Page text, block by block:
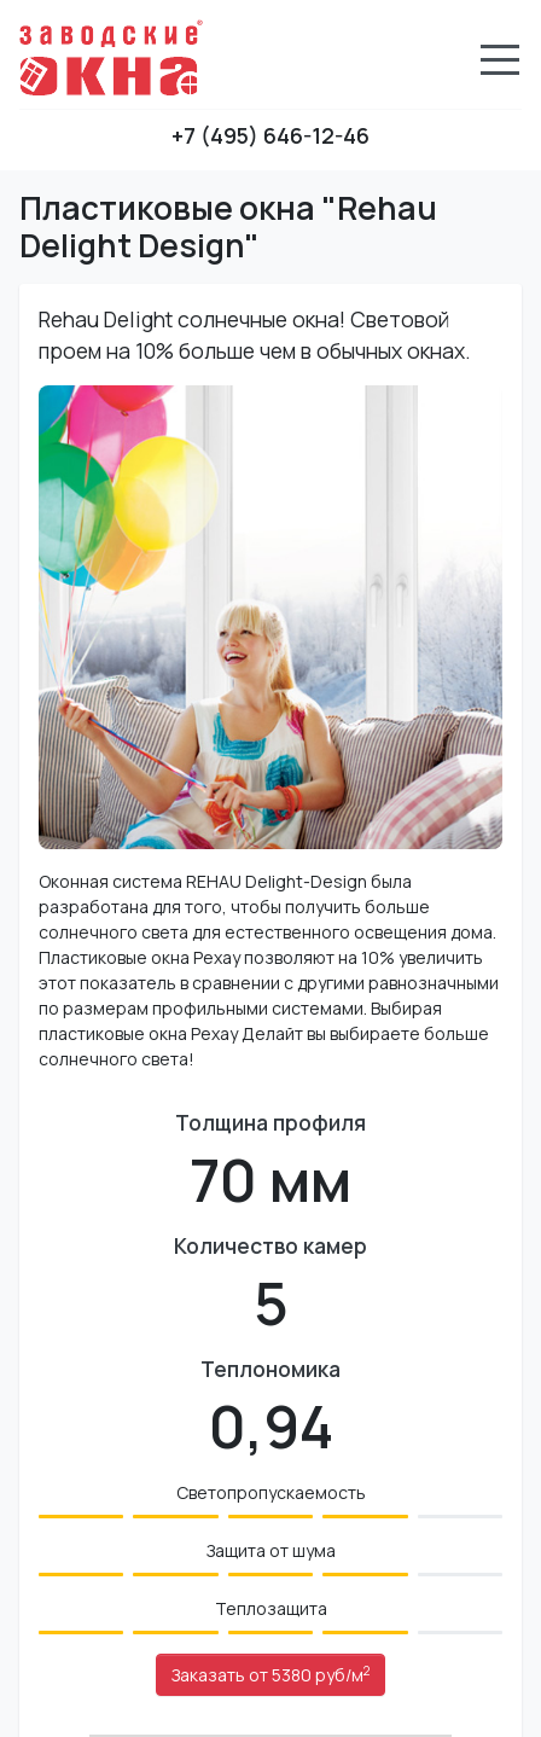
+7 (495) 646-12-46
Пластиковые окна "Rehau
Delight Design"
Rehau Delight солнечные окна! Световой
проем на 10% больше чем в обычных окнах.
Оконная система REHAU Delight-Design была
разработана для того, чтобы получить больше
солнечного света для естественного освещения дома.
Пластиковые окна Рехау позволяют на 10% увеличить
этот показатель в сравнении с другими равнозначными
по размерам профильными системами. Выбирая
пластиковые окна Рехау Делайт вы выбираете больше
солнечного света!
Толщина профиля
70 мм
Количество камер
5
Теплономика
0,94
Светопропускаемость
Защита от шума
Теплозащита
Заказать от 5380 руб/м2